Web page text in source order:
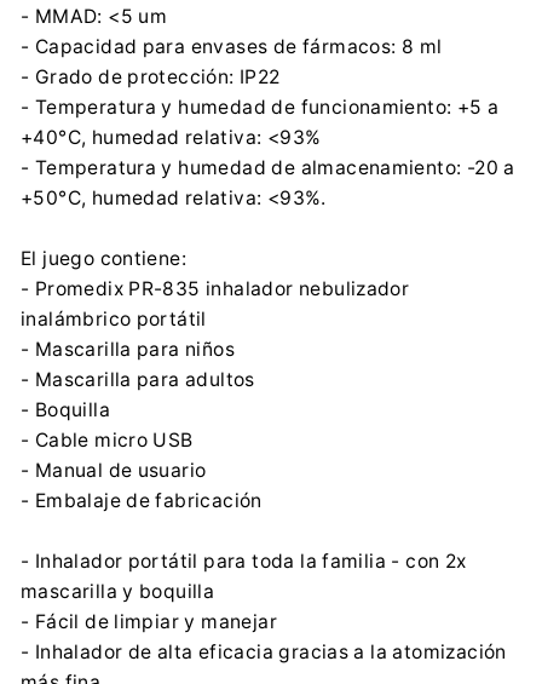
- MMAD: <5 um
- Capacidad para envases de fármacos: 8 ml
- Grado de protección: IP22
- Temperatura y humedad de funcionamiento: +5 a
+40°C, humedad relativa: <93%
- Temperatura y humedad de almacenamiento: -20 a
+50°C, humedad relativa: <93%.
El juego contiene:
- Promedix PR-835 inhalador nebulizador
inalámbrico portátil
- Mascarilla para niños
- Mascarilla para adultos
- Boquilla
- Cable micro USB
- Manual de usuario
- Embalaje de fabricación
- Inhalador portátil para toda la familia - con 2x
mascarilla y boquilla
- Fácil de limpiar y manejar
- Inhalador de alta eficacia gracias a la atomización